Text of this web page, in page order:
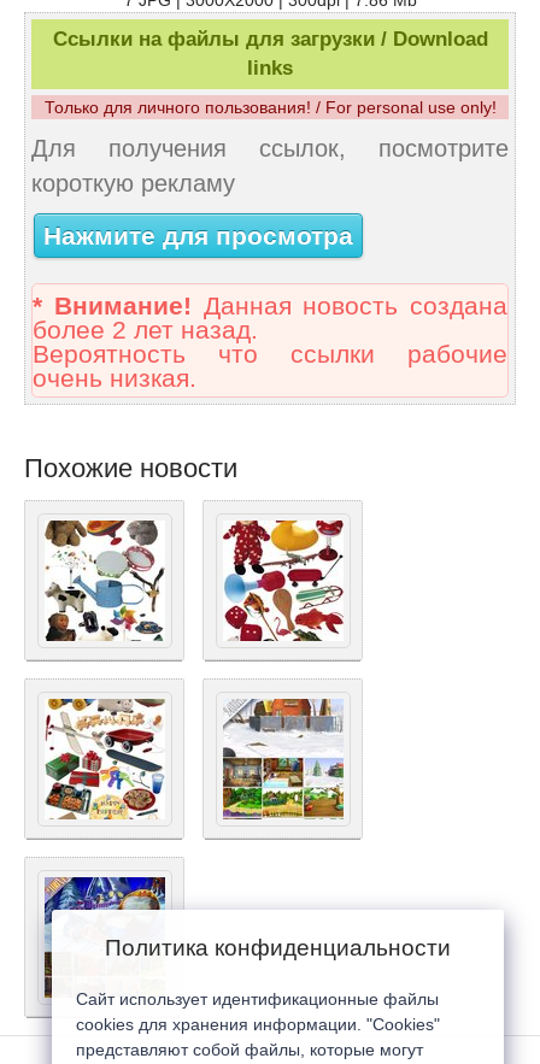
Ссылки на файлы для загрузки / Download
links
Только для личного пользования! / For personal use only!
Для получения ссылок, посмотрите
короткую рекламу
Нажмите для просмотра
* Внимание! Данная новость создана
более 2 лет назад.
Вероятность что ссылки рабочие
очень низкая.
Похожие новости
Политика конфиденциальности
Сайт использует идентификационные файлы
cookies для хранения информации. "Cookies"
представляют собой файлы, которые могут